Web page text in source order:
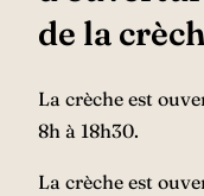
de la
La crèche est
8h à 18h30.
La crèche est